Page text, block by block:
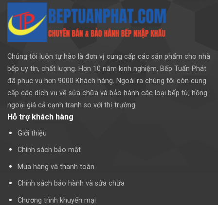
Chúng tôi luôn tự hào là đơn vị cung cấp các sản phẩm cho nhà
bếp uy tín, chất lượng. Hơn 10 năm kinh nghiệm, Bếp Tuấn Phát
đã phục vụ hơn 9000 Khách hàng. Ngoài ra chúng tôi còn cung
cấp các dịch vụ về sửa chữa và bảo hành các loại bếp từ, hồng
ngoại giá cả cạnh tranh so với thị trường.
Hỗ trợ khách hàng
Giới thiệu
Chính sách bảo mật
Mua hàng và thanh toán
Chính sách bảo hành và sửa chữa
Chương trình khuyến mại